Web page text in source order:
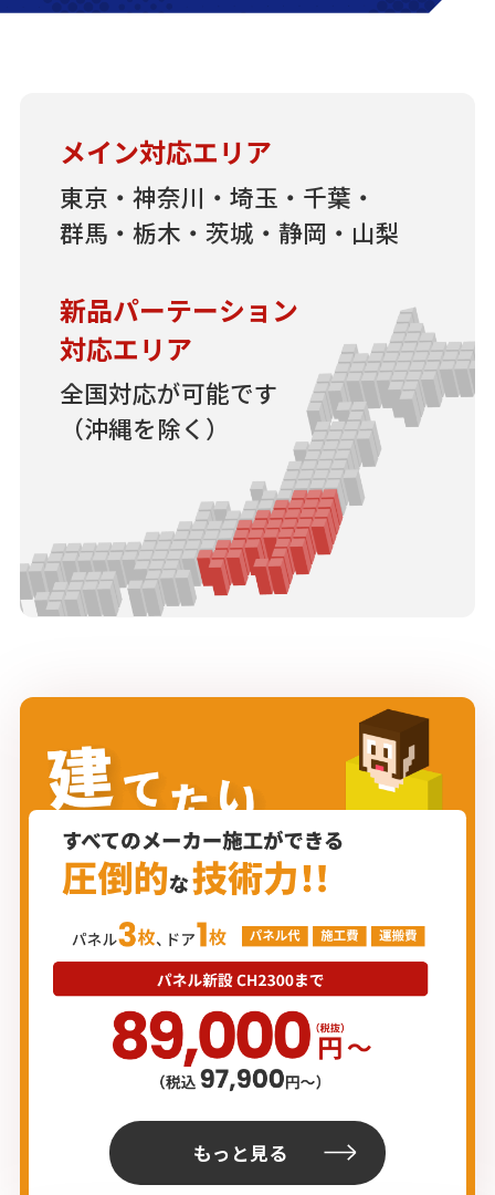
メイン対応エリア
東京・神奈川・埼玉・千葉・
群馬・栃木・茨城・静岡・山梨
新品パーテーション
対応エリア
全国対応が可能です
（沖縄を除く）
もっと見る